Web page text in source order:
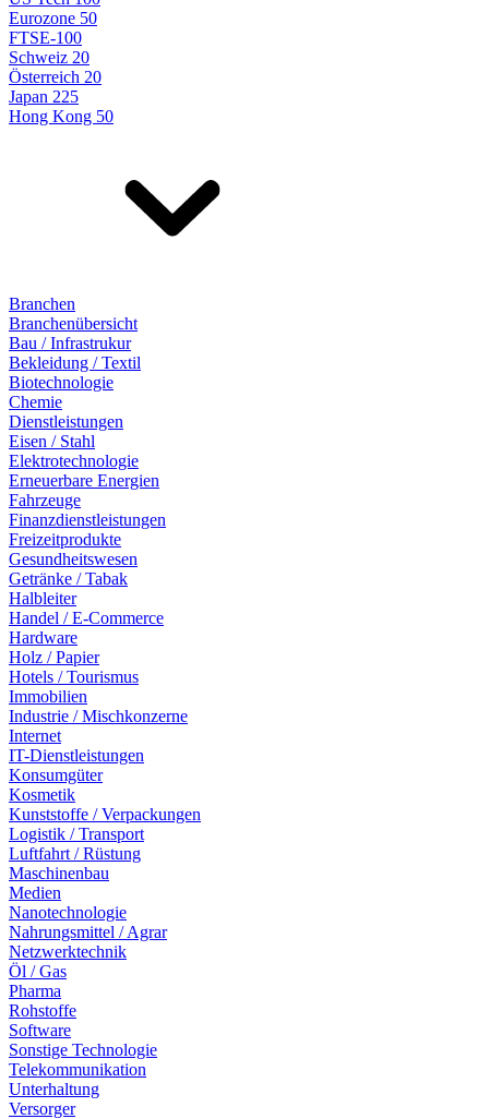
Eurozone 50
FTSE-100
Schweiz 20
Österreich 20
Japan 225
Hong Kong 50
Branchen
Branchenübersicht
Bau / Infrastrukur
Bekleidung / Textil
Biotechnologie
Chemie
Dienstleistungen
Eisen / Stahl
Elektrotechnologie
Erneuerbare Energien
Fahrzeuge
Finanzdienstleistungen
Freizeitprodukte
Gesundheitswesen
Getränke / Tabak
Halbleiter
Handel / E-Commerce
Hardware
Holz / Papier
Hotels / Tourismus
Immobilien
Industrie / Mischkonzerne
Internet
IT-Dienstleistungen
Konsumgüter
Kosmetik
Kunststoffe / Verpackungen
Logistik / Transport
Luftfahrt / Rüstung
Maschinenbau
Medien
Nanotechnologie
Nahrungsmittel / Agrar
Netzwerktechnik
Öl / Gas
Pharma
Rohstoffe
Software
Sonstige Technologie
Telekommunikation
Unterhaltung
Versorger